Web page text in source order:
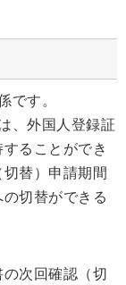
です。
、外国人登録証
ることができ
替）申請期間
切替ができる
次回確認（切